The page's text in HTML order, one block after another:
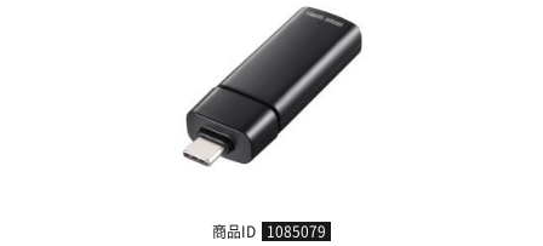
商品ID 1085079